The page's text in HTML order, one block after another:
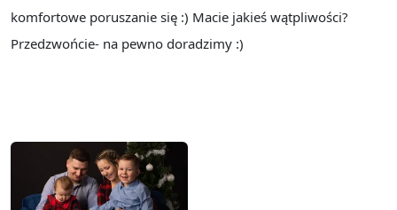
komfortowe poruszanie się :) Macie jakieś wątpliwości?
Przedzwońcie- na pewno doradzimy :)